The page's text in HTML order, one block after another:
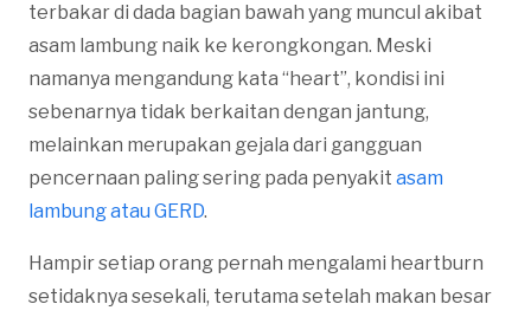
terbakar di dada bagian bawah yang muncul akibat
asam lambung naik ke kerongkongan. Meski
namanya mengandung kata “heart”, kondisi ini
sebenarnya tidak berkaitan dengan jantung,
melainkan merupakan gejala dari gangguan
pencernaan paling sering pada penyakit asam
lambung atau GERD.
Hampir setiap orang pernah mengalami heartburn
setidaknya sesekali, terutama setelah makan besar